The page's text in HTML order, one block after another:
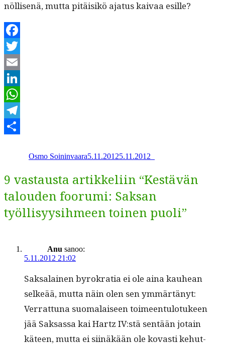
nöl­lisenä, mut­ta pitäisikö aja­tus kaivaa esille?
Facebook
Twitter
Email
LinkedIn
WhatsApp
Telegram
Osmo Soininvaara5.11.20125.11.2012
9 vastausta artikkeliin “Kestävän
talouden foorumi: Saksan
työllisyysihmeen toinen puoli”
Anu sanoo:
5.11.2012 21:02
Sak­salainen byrokra­tia ei ole aina kauhean
selkeää, mut­ta näin olen sen ymmärtänyt:
Ver­rat­tuna suo­ma­laiseen toimeen­tu­lo­tu­keen
jää Sak­sas­sa kai Hartz IV:stä sen­tään jotain
käteen, mut­ta ei siinäkään ole kovasti kehut­